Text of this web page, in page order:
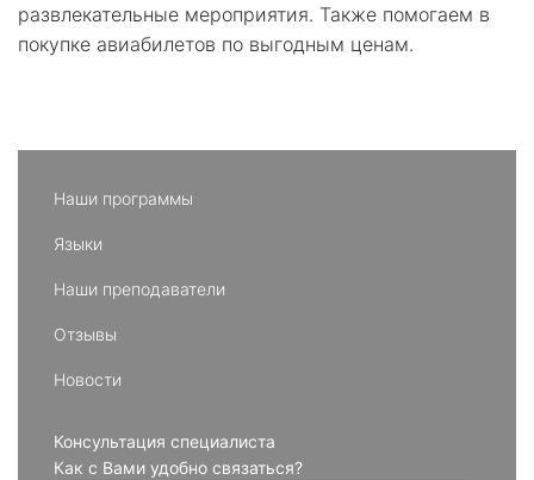
развлекательные мероприятия. Также помогаем в
покупке авиабилетов по выгодным ценам.
Наши программы
Языки
Наши преподаватели
Отзывы
Новости
Консультация специалиста
Как с Вами удобно связаться?